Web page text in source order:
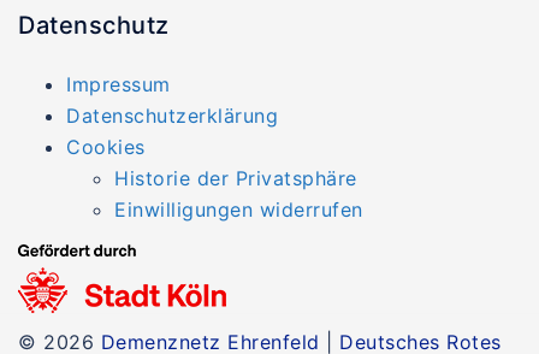
Datenschutz
Impressum
Datenschutzerklärung
Cookies
Historie der Privatsphäre
Einwilligungen widerrufen
© 2026 Demenznetz Ehrenfeld Deutsches Rotes